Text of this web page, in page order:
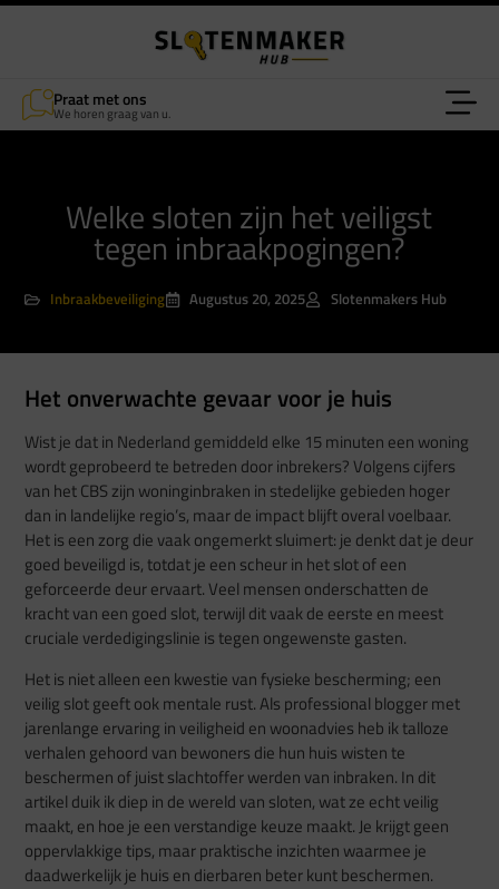
Praat met ons
We horen graag van u.
Welke sloten zijn het veiligst
tegen inbraakpogingen?
Inbraakbeveiliging Augustus 20, 2025 Slotenmakers Hub
Het onverwachte gevaar voor je huis
Wist je dat in Nederland gemiddeld elke 15 minuten een woning
wordt geprobeerd te betreden door inbrekers? Volgens cijfers
van het CBS zijn woninginbraken in stedelijke gebieden hoger
dan in landelijke regio’s, maar de impact blijft overal voelbaar.
Het is een zorg die vaak ongemerkt sluimert: je denkt dat je deur
goed beveiligd is, totdat je een scheur in het slot of een
geforceerde deur ervaart. Veel mensen onderschatten de
kracht van een goed slot, terwijl dit vaak de eerste en meest
cruciale verdedigingslinie is tegen ongewenste gasten.
Het is niet alleen een kwestie van fysieke bescherming; een
veilig slot geeft ook mentale rust. Als professional blogger met
jarenlange ervaring in veiligheid en woonadvies heb ik talloze
verhalen gehoord van bewoners die hun huis wisten te
beschermen of juist slachtoffer werden van inbraken. In dit
artikel duik ik diep in de wereld van sloten, wat ze echt veilig
maakt, en hoe je een verstandige keuze maakt. Je krijgt geen
oppervlakkige tips, maar praktische inzichten waarmee je
daadwerkelijk je huis en dierbaren beter kunt beschermen.